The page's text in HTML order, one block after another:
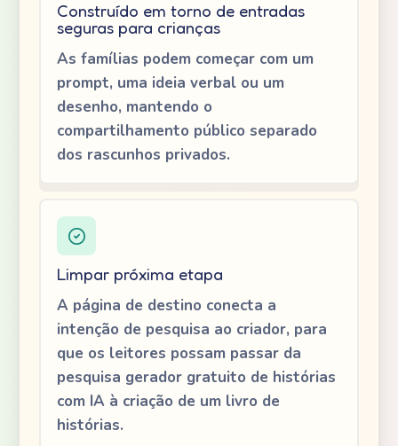
Construído em torno de entradas
seguras para crianças
As famílias podem começar com um
prompt, uma ideia verbal ou um
desenho, mantendo o
compartilhamento público separado
dos rascunhos privados.
Limpar próxima etapa
A página de destino conecta a
intenção de pesquisa ao criador, para
que os leitores possam passar da
pesquisa gerador gratuito de histórias
com IA à criação de um livro de
histórias.